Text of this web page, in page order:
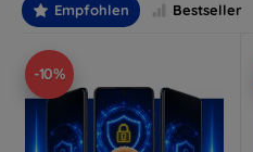
Empfohlen Bestseller
-10%